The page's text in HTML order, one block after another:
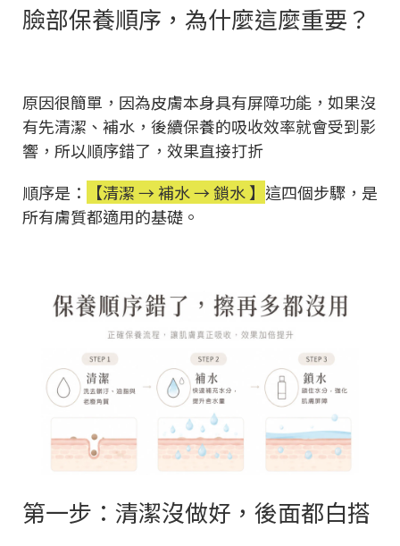
臉部保養順序，為什麼這麼重要？
原因很簡單，因為皮膚本身具有屏障功能，如果沒
有先清潔、補水，後續保養的吸收效率就會受到影
響，所以順序錯了，效果直接打折
順序是：
【清潔 → 補水 → 鎖水 】 這四個步驟，是
所有膚質都適用的基礎。
第一步：清潔沒做好，後面都白搭